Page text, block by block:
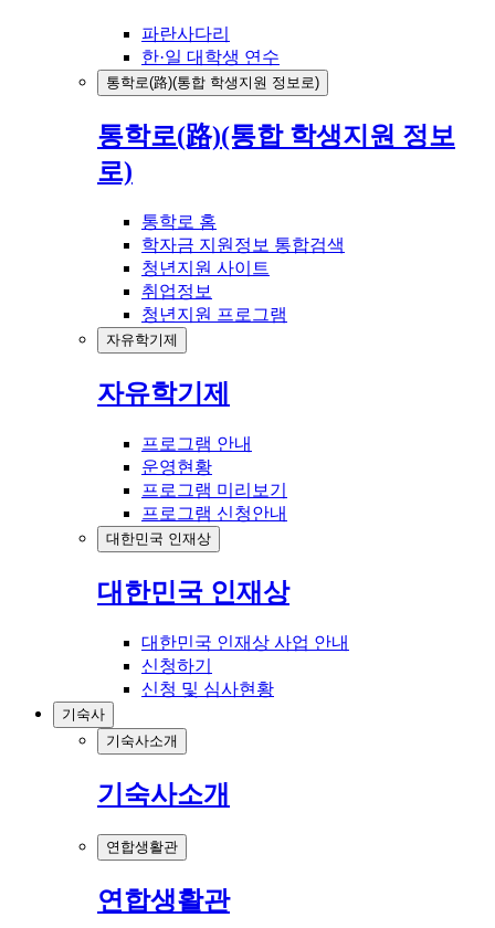
파란사다리
한·일 대학생 연수
통학로(路)(통합 학생지원 정보로)
통학로(路)(통합 학생지원 정보
로)
통학로 홈
학자금 지원정보 통합검색
청년지원 사이트
취업정보
청년지원 프로그램
자유학기제
자유학기제
프로그램 안내
운영현황
프로그램 미리보기
프로그램 신청안내
대한민국 인재상
대한민국 인재상
대한민국 인재상 사업 안내
신청하기
신청 및 심사현황
기숙사
기숙사소개
기숙사소개
연합생활관
연합생활관